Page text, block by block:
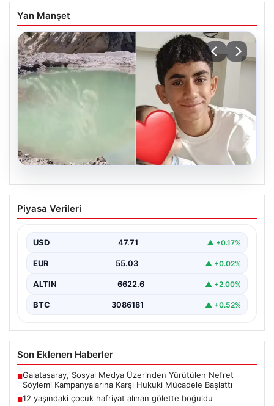
Yan Manşet
06.08.2026
12 yaşındaki çocuk hafriyat alınan
gölette boğuldu
Boğuldu”, “content”: “ Erzurum’un Oltu ilçesinde
gerçekleşen…
Piyasa Verileri
USD 47.71 ▲ +0.17%
EUR 55.03 ▲ +0.02%
ALTIN 6622.6 ▲ +2.00%
BTC 3086181 ▲ +0.52%
Son Eklenen Haberler
■Galatasaray, Sosyal Medya Üzerinden Yürütülen Nefret
Söylemi Kampanyalarına Karşı Hukuki Mücadele Başlattı
■12 yaşındaki çocuk hafriyat alınan gölette boğuldu